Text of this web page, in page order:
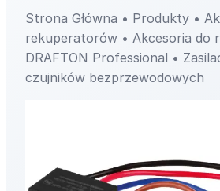
Strona Główna • Produkty •
rekuperatorów • Akcesoria do
DRAFTON Professional •
czujników bezprzewodowych